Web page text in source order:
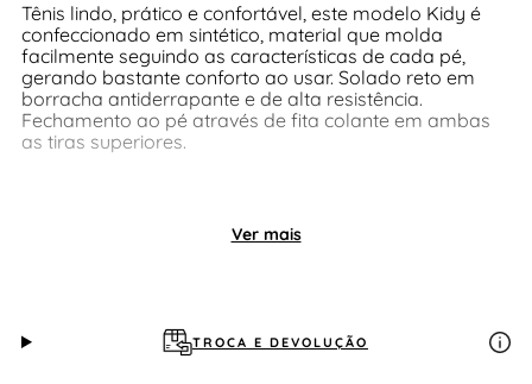
Tênis lindo, prático e confortável, este modelo Kidy é
confeccionado em sintético, material que molda
facilmente seguindo as características de cada pé,
gerando bastante conforto ao usar. Solado reto em
borracha antiderrapante e de alta resistência.
Fechamento ao pé através de fita colante em ambas
as tiras superiores.
Ver mais
TROCA E DEVOLUÇÃO